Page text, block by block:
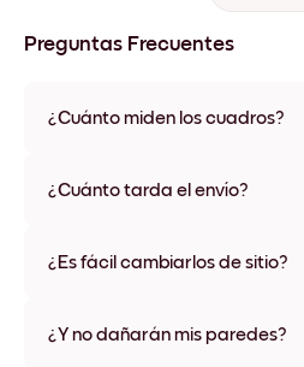
Preguntas Frecuentes
¿Cuánto miden los cuadros?
varios materiales y colores de
¿Cuánto tarda el envío?
disponibles en algunos países. Te
¿Es fácil cambiarlos de sitio?
ningún daño
¿Y no dañarán mis paredes?